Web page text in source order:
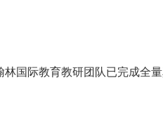
国际教育教研团队已完成全